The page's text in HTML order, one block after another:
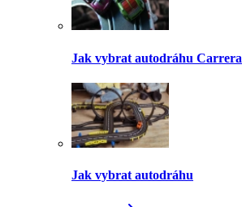
Jak vybrat autodráhu Carrera
Jak vybrat autodráhu